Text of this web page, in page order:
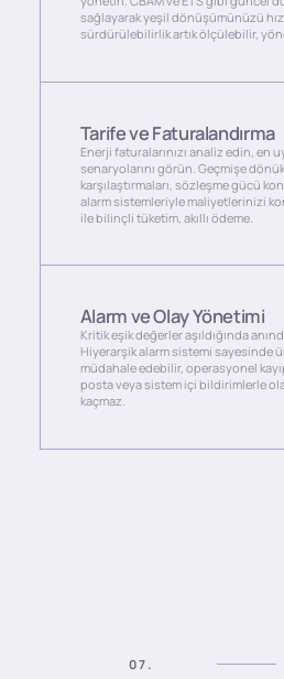
sağlayarak yeşil dönüşümünüzü
sürdürülebilirlik artık ölçülebilir,
Tarife ve Faturalandırma
Enerji faturalarınızı analiz edin, en
senaryolarını görün. Geçmişe
karşılaştırmaları, sözleşme gücü
alarm sistemleriyle maliyetlerinizi
ile bilinçli tüketim, akıllı ödeme.
Alarm ve Olay Yönetimi
Kritik eşik değerler aşıldığında
Hiyerarşik alarm sistemi sayesinde
müdahale edebilir, operasyonel
posta veya sistem içi bildirimlerle
kaçmaz.
07.